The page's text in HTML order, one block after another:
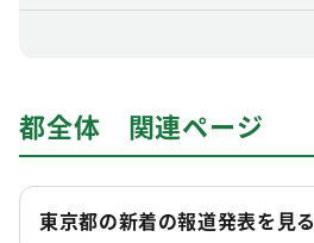
都全体 関連ページ
東京都の新着の報道発表を見る